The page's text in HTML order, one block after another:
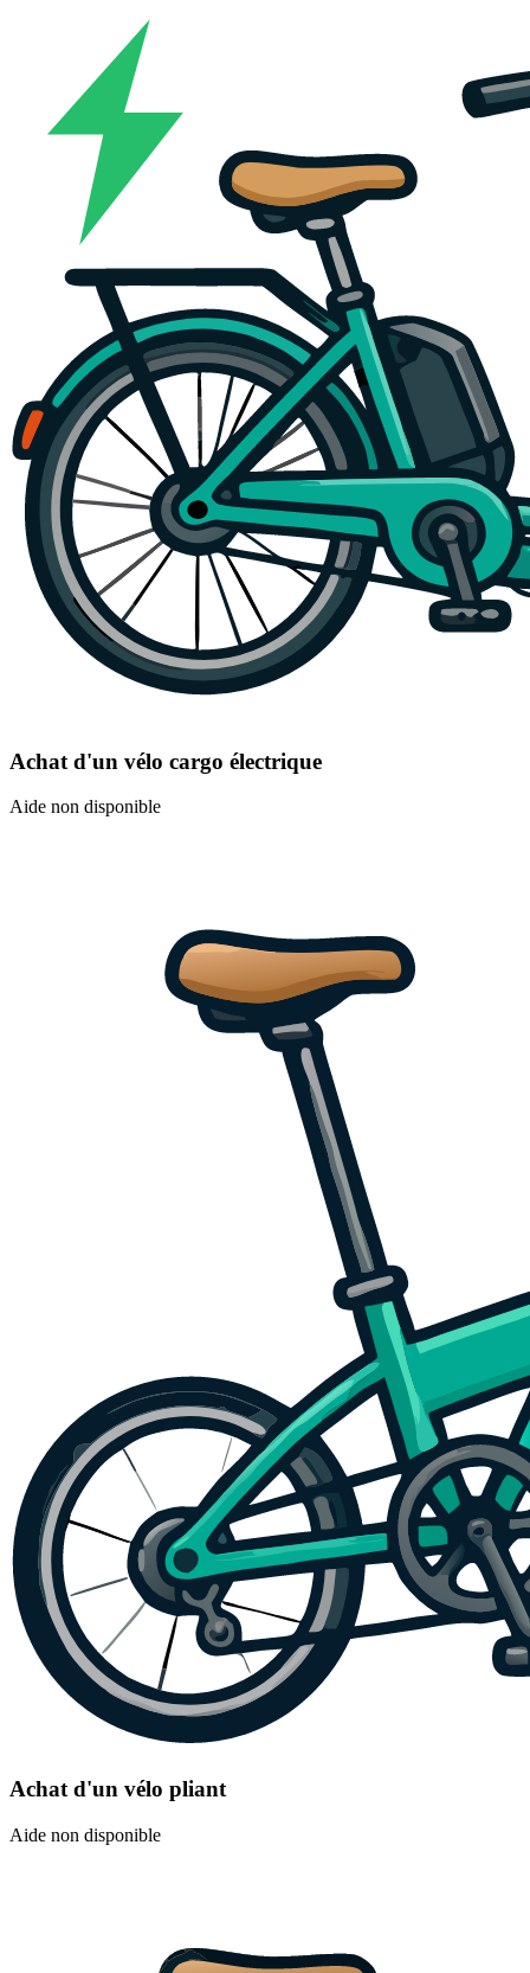
Achat d'un vélo cargo électrique
Aide non disponible
Achat d'un vélo pliant
Aide non disponible